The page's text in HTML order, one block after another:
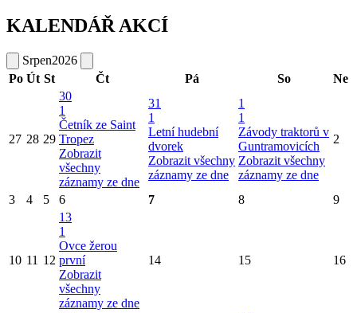
KALENDÁŘ AKCÍ
Srpen2026
Po Út St Čt Pá So Ne
27 28 29
30
1
Četník ze Saint
Tropez
Zobrazit
všechny
záznamy ze dne
31
1
Letní hudební
dvorek
Zobrazit všechny
záznamy ze dne
1
1
Závody traktorů v
Guntramovicích
Zobrazit všechny
záznamy ze dne
2
3 4 5 6 7 8 9
10 11 12
13
1
Ovce žerou
první
Zobrazit
všechny
záznamy ze dne
14 15 16